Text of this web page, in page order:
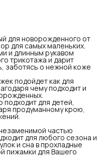
для новорожденного от
для самых маленьких.
и длинным рукавом
трикотажа и дарит
заботясь о нежной коже
подойдет как для
чему подходит и
для детей,
продуманному крою,
частью
для любого сезона и
и сна в прохладные
пижамки для Вашего